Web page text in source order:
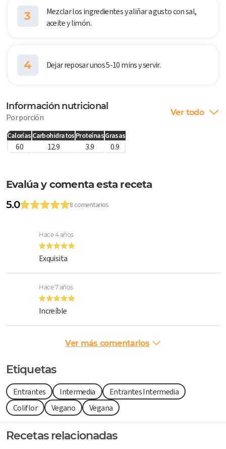
3
Mezclar los ingredientes y aliñar a gusto con sal,
aceite y limón.
4 Dejar reposar unos 5-10 mins y servir.
Información nutricional
Por porción Ver todo
Calorías Carbohidratos ProteínasGrasas
60 12.9 3.9 0.9
Evalúa y comenta esta receta
5.0
8 comentarios
Hace 4 años
Exquisita
Hace 7 años
Increíble
Ver más comentarios
Etiquetas
Entrantes Intermedia
Entrantes Intermedia
Coliflor
Vegano Vegana
Recetas relacionadas